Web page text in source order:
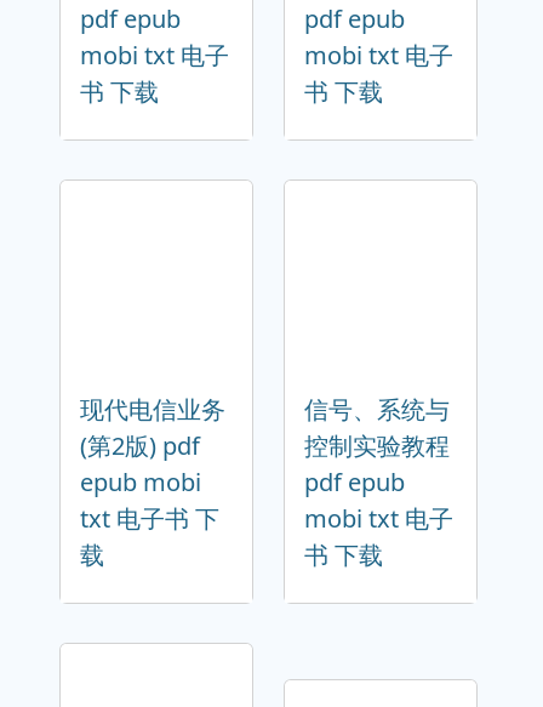
pdf epub
mobi txt 电子
书 下载
pdf epub
mobi txt 电子
书 下载
现代电信业务
(第2版) pdf
epub mobi
txt 电子书 下
载
信号、系统与
控制实验教程
pdf epub
mobi txt 电子
书 下载